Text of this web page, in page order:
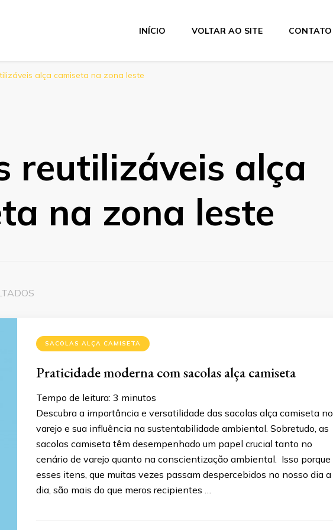
INÍCIO VOLTAR AO SITE CONTATO
alça camiseta na zona leste
reutilizáveis alça
na zona leste
SACOLAS ALÇA CAMISETA
Praticidade moderna com sacolas alça camiseta
Tempo de leitura: 3 minutos
Descubra a importância e versatilidade das sacolas alça camiseta no
varejo e sua influência na sustentabilidade ambiental. Sobretudo, as
sacolas camiseta têm desempenhado um papel crucial tanto no
cenário de varejo quanto na conscientização ambiental. Isso porque
esses itens, que muitas vezes passam despercebidos no nosso dia a
dia, são mais do que meros recipientes …